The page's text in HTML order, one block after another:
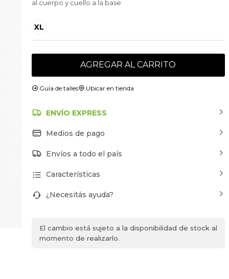
al cuerpo y cuello a la base
XL
AGREGAR AL CARRITO
Guía de talles Ubicar en tienda
ENVÍO EXPRESS
Medios de pago
Envíos a todo el país
Características
¿Necesitás ayuda?
El cambio está sujeto a la disponibilidad de stock al
momento de realizarlo.